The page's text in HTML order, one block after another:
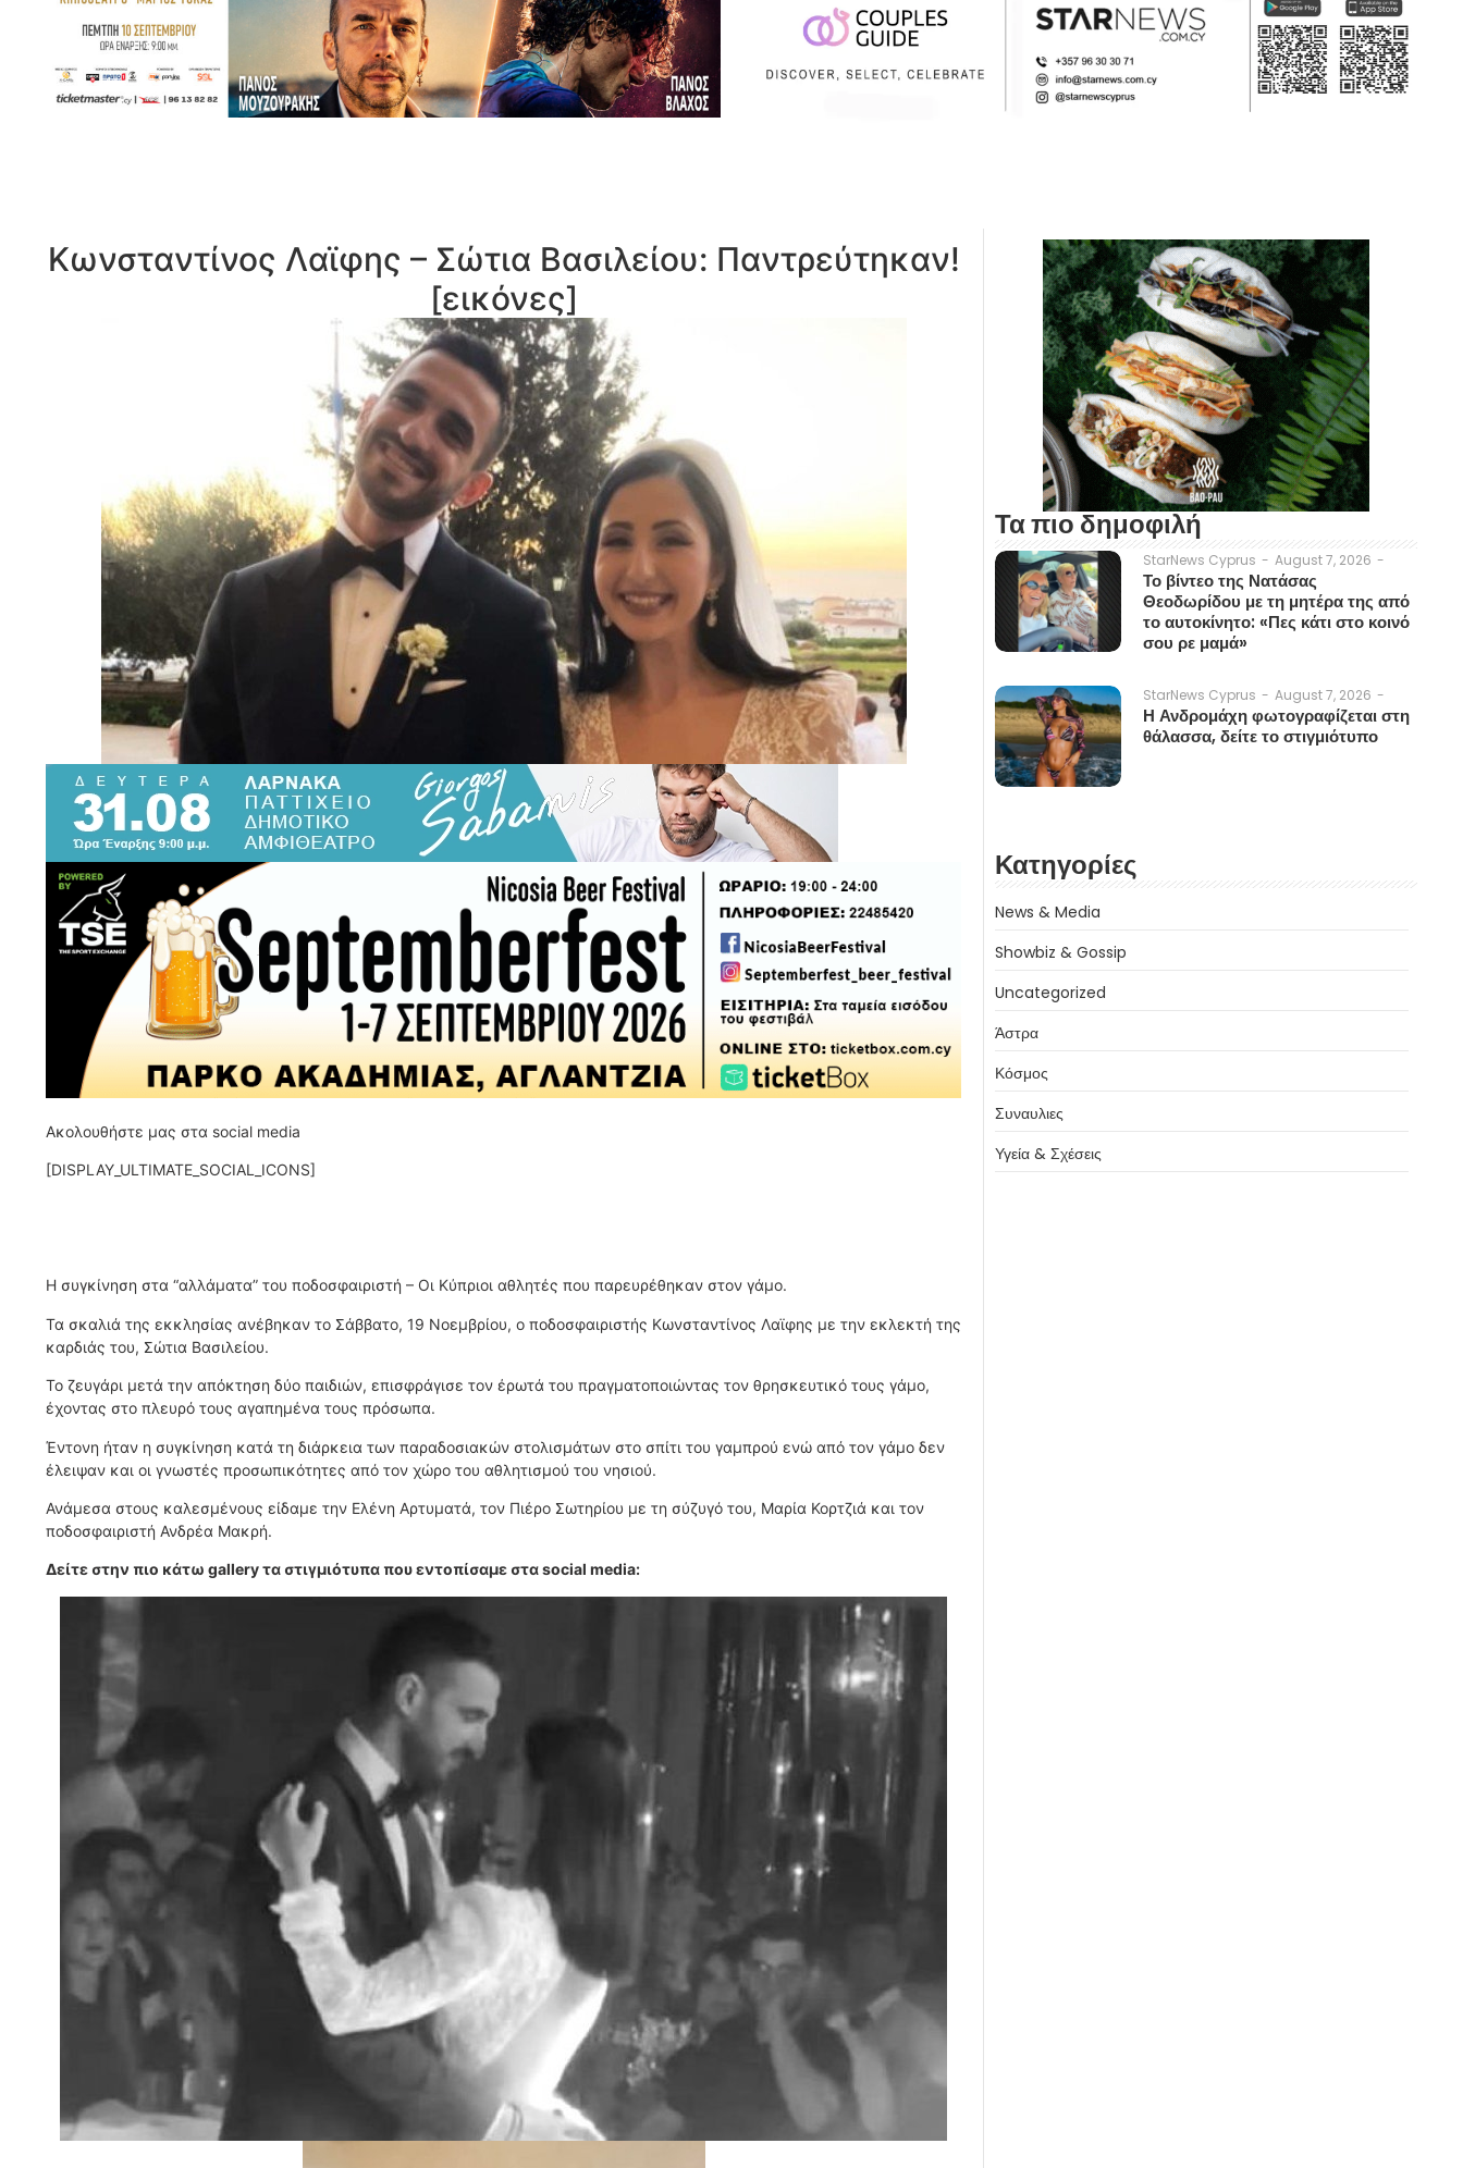
Κωνσταντίνος Λαϊφης – Σώτια Βασιλείου: Παντρεύτηκαν!
[εικόνες]
Ακολουθήστε μας στα social media
[DISPLAY_ULTIMATE_SOCIAL_ICONS]
Η συγκίνηση στα “αλλάματα” του ποδοσφαιριστή – Οι Κύπριοι αθλητές που παρευρέθηκαν στον γάμο.
Τα σκαλιά της εκκλησίας ανέβηκαν το Σάββατο, 19 Νοεμβρίου, ο ποδοσφαιριστής Κωνσταντίνος Λαϊφης με την εκλεκτή της
καρδιάς του, Σώτια Βασιλείου.
Το ζευγάρι μετά την απόκτηση δύο παιδιών, επισφράγισε τον έρωτά του πραγματοποιώντας τον θρησκευτικό τους γάμο,
έχοντας στο πλευρό τους αγαπημένα τους πρόσωπα.
Έντονη ήταν η συγκίνηση κατά τη διάρκεια των παραδοσιακών στολισμάτων στο σπίτι του γαμπρού ενώ από τον γάμο δεν
έλειψαν και οι γνωστές προσωπικότητες από τον χώρο του αθλητισμού του νησιού.
Ανάμεσα στους καλεσμένους είδαμε την Ελένη Αρτυματά, τον Πιέρο Σωτηρίου με τη σύζυγό του, Μαρία Κορτζιά και τον
ποδοσφαιριστή Ανδρέα Μακρή.
Δείτε στην πιο κάτω gallery τα στιγμιότυπα που εντοπίσαμε στα social media:
Τα πιο δημοφιλή
StarNews Cyprus - August 7, 2026 -
Το βίντεο της Νατάσας
Θεοδωρίδου με τη μητέρα της από
το αυτοκίνητο: «Πες κάτι στο κοινό
σου ρε μαμά»
StarNews Cyprus - August 7, 2026 -
Η Ανδρομάχη φωτογραφίζεται στη
θάλασσα, δείτε το στιγμιότυπο
Κατηγορίες
News & Media
Showbiz & Gossip
Uncategorized
Άστρα
Κόσμος
Συναυλιες
Υγεία & Σχέσεις